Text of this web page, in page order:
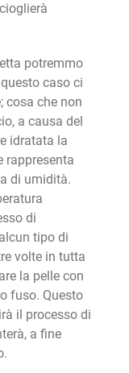
potremmo
caso ci
cosa che non
a causa del
idratata la
rappresenta
di umidità.
di
tipo di
volte in tutta
la pelle con
fuso. Questo
il processo di
a fine